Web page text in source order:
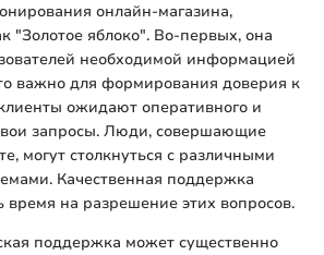
онлайн-магазина,
"Золотое яблоко". Во-первых, она
необходимой информацией
важно для формирования доверия к
ожидают оперативного и
запросы. Люди, совершающие
могут столкнуться с различными
Качественная поддержка
время на разрешение этих вопросов.
поддержка может существенно